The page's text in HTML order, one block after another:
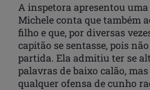
A inspetora apresentou
Michele conta que também
filho e que, por diversas
capitão se sentasse, pois
partida. Ela admitiu ter se
palavras de baixo calão,
qualquer ofensa de cunho